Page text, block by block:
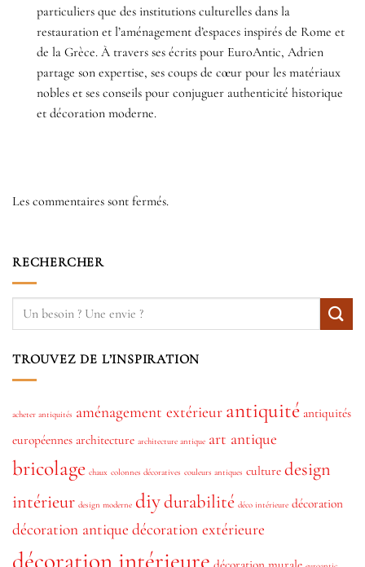
particuliers que des institutions culturelles dans la
restauration et l’aménagement d’espaces inspirés de Rome et
de la Grèce. À travers ses écrits pour EuroAntic, Adrien
partage son expertise, ses coups de cœur pour les matériaux
nobles et ses conseils pour conjuguer authenticité historique
et décoration moderne.
Les commentaires sont fermés.
RECHERCHER
TROUVEZ DE L’INSPIRATION
acheter antiquités aménagement extérieur antiquité antiquités
européennes architecture architecture antique art antique
bricolage chaux colonnes décoratives couleurs antiques culture design
intérieur design moderne diydurabilité déco intérieure décoration
décoration antique décoration extérieure
décoration intérieure